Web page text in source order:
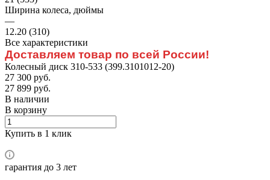
Ширина колеса, дюймы
—
12.20 (310)
Все характеристики
Доставляем товар по всей России!
Колесный диск 310-533 (399.3101012-20)
27 300 руб.
27 899 руб.
В наличии
В корзину
Купить в 1 клик
гарантия до 3 лет